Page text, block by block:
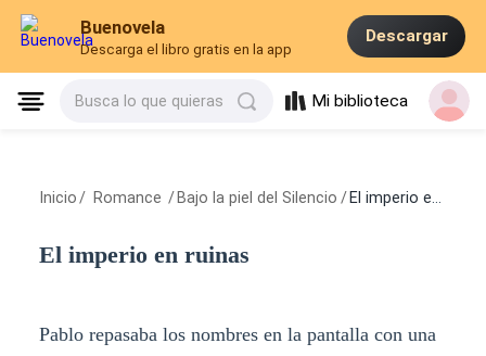
Buenovela
Descarga el libro gratis en la app
Descargar
Busca lo que quieras Mi biblioteca
Inicio / Romance / Bajo la piel del Silencio / El imperio en ruinas
El imperio en ruinas
Pablo repasaba los nombres en la pantalla con una